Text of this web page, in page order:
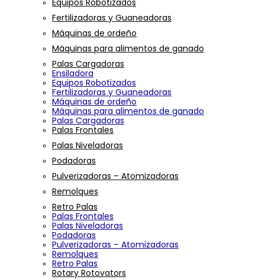
Equipos Robotizados
Fertilizadoras y Guaneadoras
Máquinas de ordeño
Máquinas para alimentos de ganado
Palas Cargadoras
Ensiladora
Equipos Robotizados
Fertilizadoras y Guaneadoras
Máquinas de ordeño
Máquinas para alimentos de ganado
Palas Cargadoras
Palas Frontales
Palas Niveladoras
Podadoras
Pulverizadoras – Atomizadoras
Remolques
Retro Palas
Palas Frontales
Palas Niveladoras
Podadoras
Pulverizadoras – Atomizadoras
Remolques
Retro Palas
Rotary Rotovators